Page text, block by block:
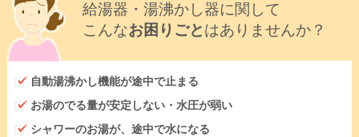
給湯器・湯沸かし器に関して
こんなお困りごとはありませんか？
自動湯沸かし機能が途中で止まる
お湯のでる量が安定しない・水圧が弱い
シャワーのお湯が、途中で水になる